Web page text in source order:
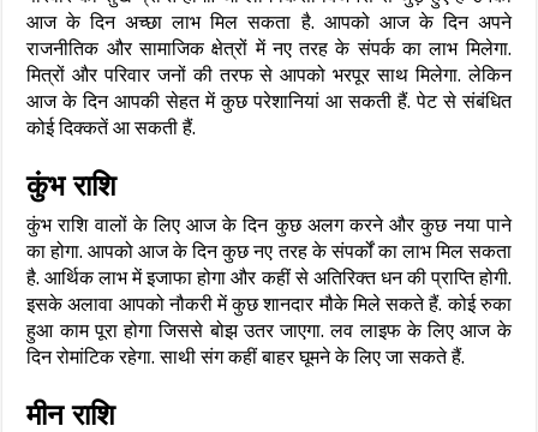
आज के दिन अच्छा लाभ मिल सकता है. आपको आज के दिन अपने
राजनीतिक और सामाजिक क्षेत्रों में नए तरह के संपर्क का लाभ मिलेगा.
मित्रों और परिवार जनों की तरफ से आपको भरपूर साथ मिलेगा. लेकिन
आज के दिन आपकी सेहत में कुछ परेशानियां आ सकती हैं. पेट से संबंधित
कोई दिक्कतें आ सकती हैं.
कुंभ राशि
कुंभ राशि वालों के लिए आज के दिन कुछ अलग करने और कुछ नया पाने
का होगा. आपको आज के दिन कुछ नए तरह के संपर्कों का लाभ मिल सकता
है. आर्थिक लाभ में इजाफा होगा और कहीं से अतिरिक्त धन की प्राप्ति होगी.
इसके अलावा आपको नौकरी में कुछ शानदार मौके मिले सकते हैं. कोई रुका
हुआ काम पूरा होगा जिससे बोझ उतर जाएगा. लव लाइफ के लिए आज के
दिन रोमांटिक रहेगा. साथी संग कहीं बाहर घूमने के लिए जा सकते हैं.
मीन राशि